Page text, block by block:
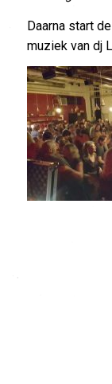
Daarna start
muziek van dj